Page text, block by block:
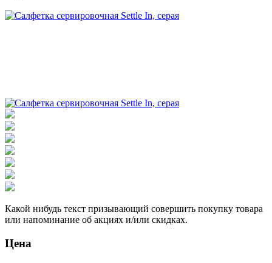
Какой нибудь текст призывающий совершить покупку товара
или напоминание об акциях и/или скидках.
Цена